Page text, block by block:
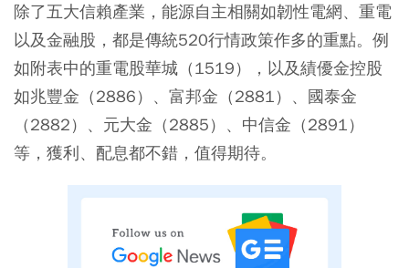
除了五大信賴產業，能源自主相關如韌性電網、重電
以及金融股，都是傳統520行情政策作多的重點。例
如附表中的重電股華城（1519），以及績優金控股
如兆豐金（2886）、富邦金（2881）、國泰金
（2882）、元大金（2885）、中信金（2891）
等，獲利、配息都不錯，值得期待。